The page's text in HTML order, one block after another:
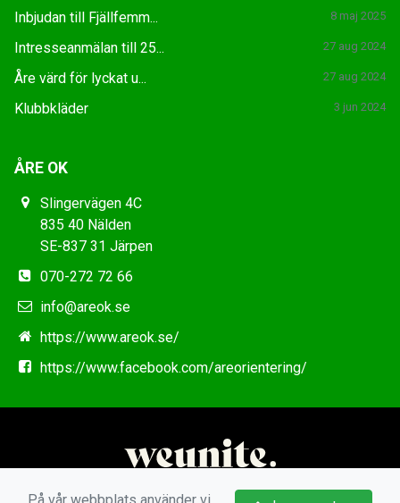
Inbjudan till Fjällfemm... 8 maj 2025
Intresseanmälan till 25... 27 aug 2024
Åre värd för lyckat u... 27 aug 2024
Klubbkläder 3 jun 2024
ÅRE OK
Slingervägen 4C
835 40 Nälden
SE-837 31 Järpen
070-272 72 66
info@areok.se
https://www.areok.se/
https://www.facebook.com/areorientering/